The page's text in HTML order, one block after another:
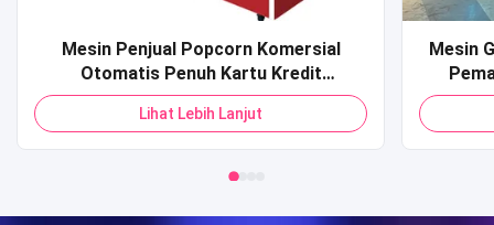
Mesin Penjual Popcorn Komersial
Otomatis Penuh Kartu Kredit
Pembayaran Kode QR Mesin Penjual
Pop Corn untuk Mall
Lihat Lebih Lanjut
Mesin
Game